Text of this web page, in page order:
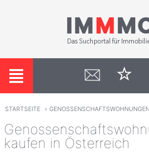
STARTSEITE ›
kaufen in Österreich